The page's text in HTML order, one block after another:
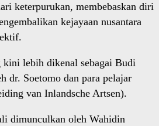
keterpurukan, membebaskan diri
kejayaan nusantara
lebih dikenal sebagai Budi
Soetomo dan para pelajar
van Inlandsche Artsen).
dimunculkan oleh Wahidin